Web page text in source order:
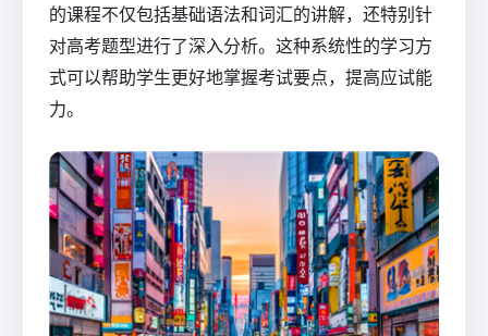
的课程不仅包括基础语法和词汇的讲解，还特别针
对高考题型进行了深入分析。这种系统性的学习方
式可以帮助学生更好地掌握考试要点，提高应试能
力。